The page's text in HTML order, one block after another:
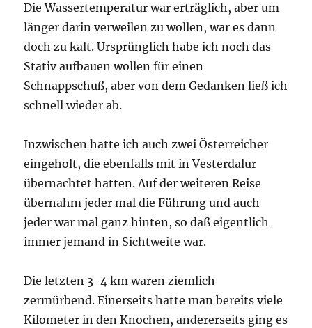
Die Wassertemperatur war erträglich, aber um
länger darin verweilen zu wollen, war es dann
doch zu kalt. Ursprünglich habe ich noch das
Stativ aufbauen wollen für einen
Schnappschuß, aber von dem Gedanken ließ ich
schnell wieder ab.
Inzwischen hatte ich auch zwei Österreicher
eingeholt, die ebenfalls mit in Vesterdalur
übernachtet hatten. Auf der weiteren Reise
übernahm jeder mal die Führung und auch
jeder war mal ganz hinten, so daß eigentlich
immer jemand in Sichtweite war.
Die letzten 3-4 km waren ziemlich
zermürbend. Einerseits hatte man bereits viele
Kilometer in den Knochen, andererseits ging es